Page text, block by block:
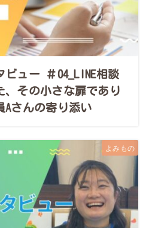
ビュー ＃04_LINE相談
、その小さな扉であり
さんの寄り添い
よみもの